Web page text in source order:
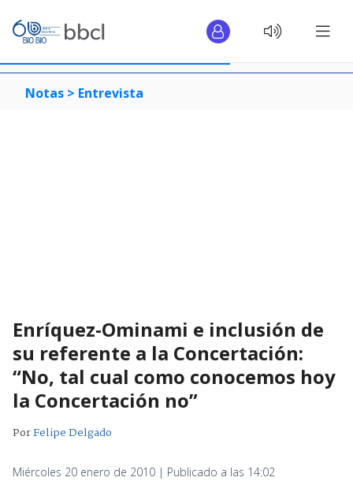
Notas > Entrevista
Enríquez-Ominami e inclusión de
su referente a la Concertación:
“No, tal cual como conocemos hoy
la Concertación no”
PorFelipe Delgado
Miércoles 20 enero de 2010 | Publicado a las 14:02